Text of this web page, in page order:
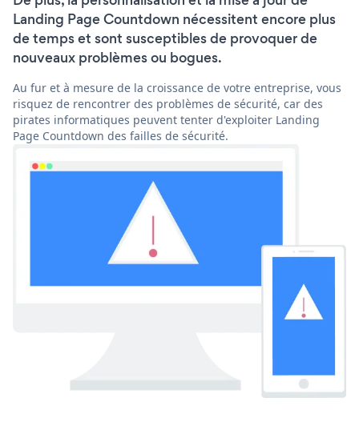
Landing Page Countdown nécessitent encore plus
de temps et sont susceptibles de provoquer de
nouveaux problèmes ou bogues.
Au fur et à mesure de la croissance de votre entreprise, vous
risquez de rencontrer des problèmes de sécurité, car des
pirates informatiques peuvent tenter d'exploiter Landing
Page Countdown des failles de sécurité.